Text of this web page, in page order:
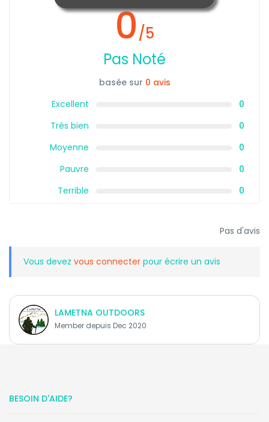
0/5
Pas Noté
basée sur 0 avis
Excellent
0
Très bien
0
Moyenne
0
Pauvre
0
Terrible
0
Pas d'avis
Vous devez vous connecter pour écrire un avis
LAMETNA OUTDOORS
Member depuis Dec 2020
BESOIN D'AIDE?